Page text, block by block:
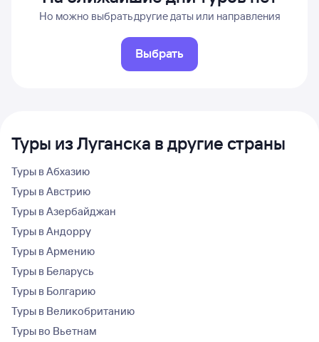
Но можно выбрать другие даты или направления
Выбрать
Туры из Луганска в другие страны
Туры в Абхазию
Туры в Австрию
Туры в Азербайджан
Туры в Андорру
Туры в Армению
Туры в Беларусь
Туры в Болгарию
Туры в Великобританию
Туры во Вьетнам